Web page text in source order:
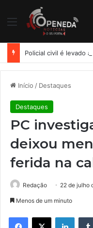
Menu
Início / Destaques
Destaques
PC
deixou
ferida na
Redação 22 de julho
Menos de um minuto
Facebook
X